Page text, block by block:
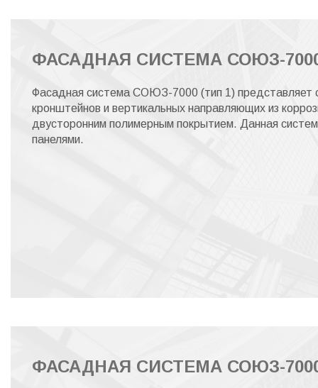
ФАСАДНАЯ СИСТЕМА СОЮЗ-
Фасадная система СОЮЗ-7000 (тип 1) представляет
кронштейнов и вертикальных направляющих из
двусторонним полимерным покрытием. Данная
панелями.
ФАСАДНАЯ СИСТЕМА СОЮЗ-